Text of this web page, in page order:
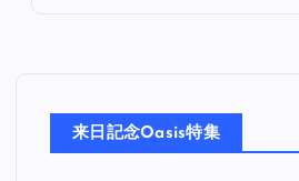
ョ
ン
来日記念Oasis特集